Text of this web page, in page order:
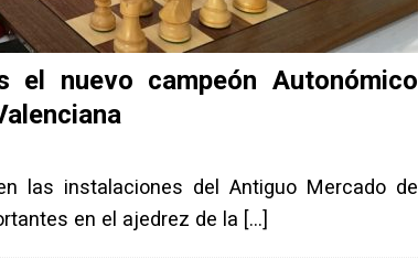
el nuevo campeón Autonómico
las instalaciones del Antiguo Mercado de
en el ajedrez de la […]